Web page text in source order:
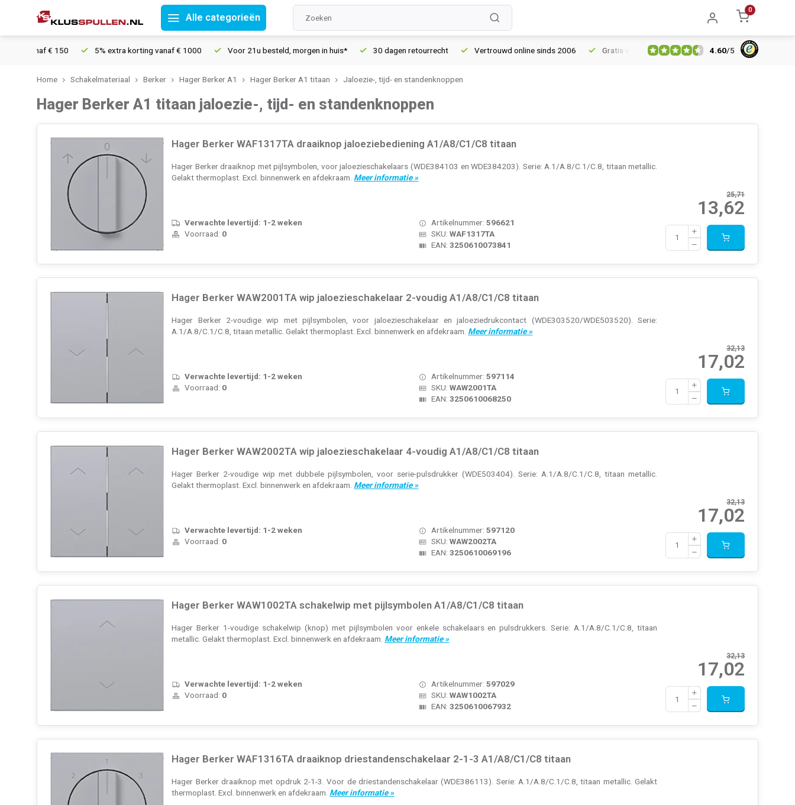
Alle categorieën
0
5% extra korting vanaf € 1000 Voor 21u besteld, morgen in huis* 30 dagen retourrecht Vertrouwd online sinds 2006 Gratis verzending vanaf € 150 5% extra korting vanaf €
4.60/5
Home Schakelmateriaal Berker Hager Berker A1 Hager Berker A1 titaan Jaloezie-, tijd- en standenknoppen
Hager Berker A1 titaan jaloezie-, tijd- en standenknoppen
Hager Berker WAF1317TA draaiknop jaloeziebediening A1/A8/C1/C8 titaan
Hager Berker draaiknop met pijlsymbolen, voor jaloezieschakelaars (WDE384103 en WDE384203). Serie: A.1/A.8/C.1/C.8, titaan metallic.
Gelakt thermoplast. Excl. binnenwerk en afdekraam. Meer informatie »
25,71
13,62
Artikelnummer:596621
SKU:WAF1317TA
EAN:3250610073841
Verwachte levertijd: 1-2 weken
Voorraad: 0
Hager Berker WAW2001TA wip jaloezieschakelaar 2-voudig A1/A8/C1/C8 titaan
Hager Berker 2-voudige wip met pijlsymbolen, voor jaloezieschakelaar en jaloeziedrukcontact (WDE303520/WDE503520). Serie:
A.1/A.8/C.1/C.8, titaan metallic. Gelakt thermoplast. Excl. binnenwerk en afdekraam. Meer informatie »
32,13
17,02
Artikelnummer:597114
SKU:WAW2001TA
EAN:3250610068250
Verwachte levertijd: 1-2 weken
Voorraad: 0
Hager Berker WAW2002TA wip jaloezieschakelaar 4-voudig A1/A8/C1/C8 titaan
Hager Berker 2-voudige wip met dubbele pijlsymbolen, voor serie-pulsdrukker (WDE503404). Serie: A.1/A.8/C.1/C.8, titaan metallic.
Gelakt thermoplast. Excl. binnenwerk en afdekraam. Meer informatie »
32,13
17,02
Artikelnummer:597120
SKU:WAW2002TA
EAN:3250610069196
Verwachte levertijd: 1-2 weken
Voorraad: 0
Hager Berker WAW1002TA schakelwip met pijlsymbolen A1/A8/C1/C8 titaan
Hager Berker 1-voudige schakelwip (knop) met pijlsymbolen voor enkele schakelaars en pulsdrukkers. Serie: A.1/A.8/C.1/C.8, titaan
metallic. Gelakt thermoplast. Excl. binnenwerk en afdekraam. Meer informatie »
32,13
17,02
Artikelnummer:597029
SKU:WAW1002TA
EAN:3250610067932
Verwachte levertijd: 1-2 weken
Voorraad: 0
Hager Berker WAF1316TA draaiknop driestandenschakelaar 2-1-3 A1/A8/C1/C8 titaan
Hager Berker draaiknop met opdruk 2-1-3. Voor de driestandenschakelaar (WDE386113). Serie: A.1/A.8/C.1/C.8, titaan metallic. Gelakt
thermoplast. Excl. binnenwerk en afdekraam. Meer informatie »